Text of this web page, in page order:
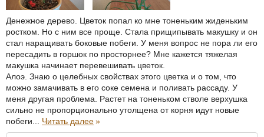
Денежное дерево. Цветок попал ко мне тоненьким жиденьким
ростком. Но с ним все проще. Стала прищипывать макушку и он
стал наращивать боковые побеги. У меня вопрос не пора ли его
пересадить в горшок по просторнее? Мне кажется тяжелая
макушка начинает перевешивать цветок.
Алоэ. Знаю о целебных свойствах этого цветка и о том, что
можно замачивать в его соке семена и поливать рассаду. У
меня другая проблема. Растет на тоненьком стволе верхушка
сильно не пропорционально утолщена от корня идут новые
побеги... Читать далее»